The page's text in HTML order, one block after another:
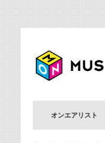
オンエアリスト